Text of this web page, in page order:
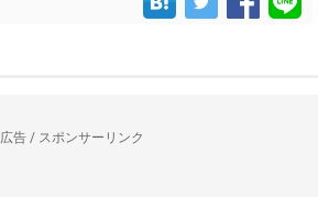
広告 / スポンサーリンク